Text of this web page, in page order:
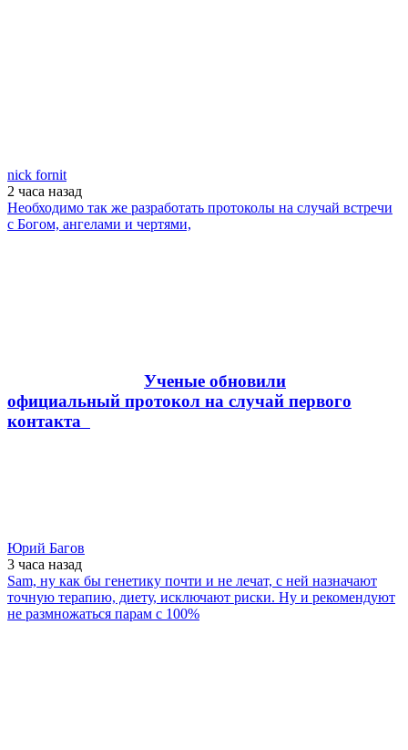
nick fornit
2 часа назад
Необходимо так же разработать протоколы на случай встречи
с Богом, ангелами и чертями,
Ученые обновили
официальный протокол на случай первого
контакта
Юрий Багов
3 часа назад
Sam, ну как бы генетику почти и не лечат, с ней назначают
точную терапию, диету, исключают риски. Ну и рекомендуют
не размножаться парам с 100%